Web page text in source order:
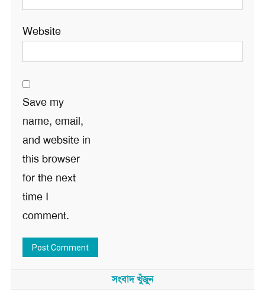
Website
Save my
name, email,
and website in
this browser
for the next
time I
comment.
সংবাদ খুঁজুন